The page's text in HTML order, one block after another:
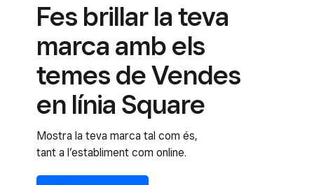
Fes brillar la teva
marca amb els
temes de Vendes
en línia Square
Mostra la teva marca tal com és,
tant a l’establiment com online.